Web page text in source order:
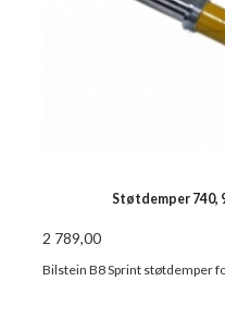
Støtdemper 740,
2 789,00
Bilstein B8 Sprint støtdemper